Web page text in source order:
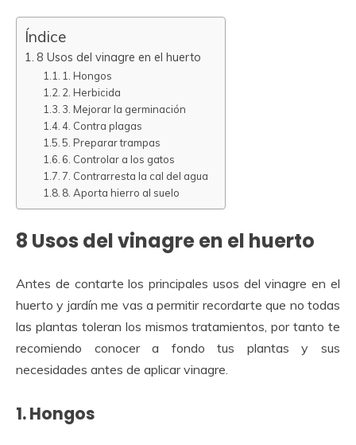
Índice
8 Usos del vinagre en el huerto
1. Hongos
2. Herbicida
3. Mejorar la germinación
4. Contra plagas
5. Preparar trampas
6. Controlar a los gatos
7. Contrarresta la cal del agua
8. Aporta hierro al suelo
8 Usos del vinagre en el huerto
Antes de contarte los principales usos del vinagre en el
huerto y jardín me vas a permitir recordarte que no todas
las plantas toleran los mismos tratamientos, por tanto te
recomiendo conocer a fondo tus plantas y sus
necesidades antes de aplicar vinagre.
1. Hongos